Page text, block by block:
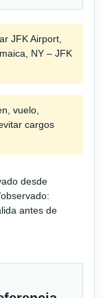
JFK Airport,
NY – JFK
vuelo,
cargos
desde
antes de